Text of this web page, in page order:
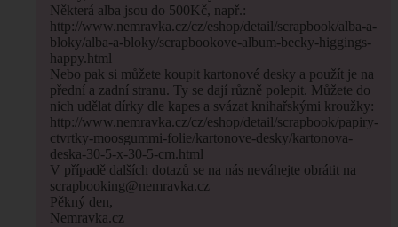
Některá alba jsou do 500Kč, např.:
http://www.nemravka.cz/cz/eshop/detail/scrapbook/alba-a-
bloky/alba-a-bloky/scrapbookove-album-becky-higgings-
happy.html
Nebo pak si můžete koupit kartonové desky a použít je na
přední a zadní stranu. Ty se dají různě polepit. Můžete do
nich udělat dírky dle kapes a svázat knihařskými kroužky:
http://www.nemravka.cz/cz/eshop/detail/scrapbook/papiry-
ctvrtky-moosgummi-folie/kartonove-desky/kartonova-
deska-30-5-x-30-5-cm.html
V případě dalších dotazů se na nás neváhejte obrátit na
scrapbooking@nemravka.cz
Pěkný den,
Nemravka.cz